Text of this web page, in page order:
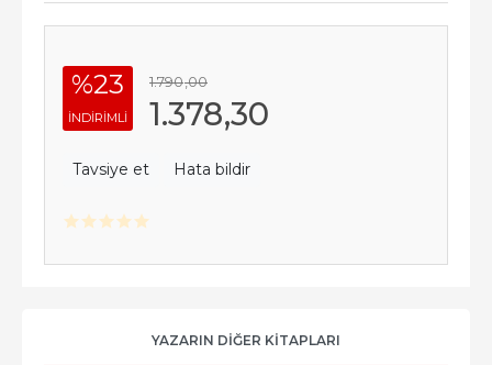
%23
INDIRIMLI
1.790,00
1.378,30
Tavsiye et Hata bildir
YAZARIN DIĞER KITAPLARI